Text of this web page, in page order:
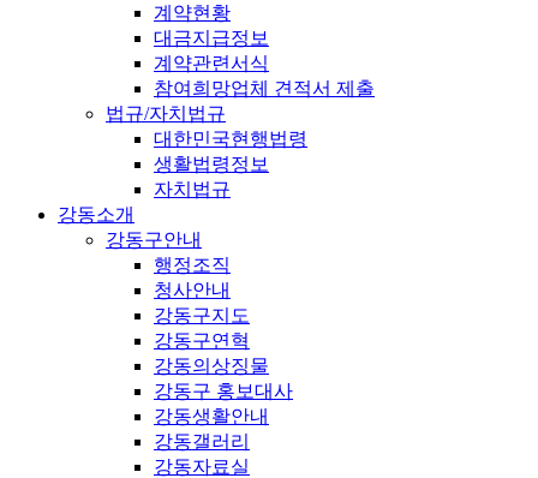
계약현황
대금지급정보
계약관련서식
참여희망업체 견적서 제출
법규/자치법규
대한민국현행법령
생활법령정보
자치법규
강동소개
강동구안내
행정조직
청사안내
강동구지도
강동구연혁
강동의상징물
강동구 홍보대사
강동생활안내
강동갤러리
강동자료실